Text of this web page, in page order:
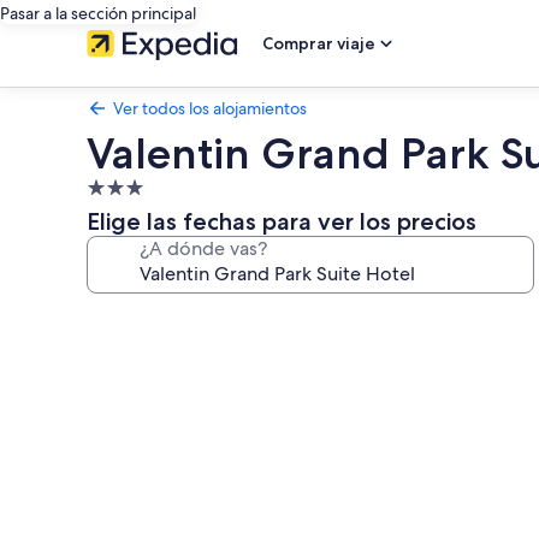
Pasar a la sección principal
Comprar viaje
Ver todos los alojamientos
Valentin Grand Park
Alojamiento
de
3.0 estrellas
Elige las fechas para ver los precios
¿A dónde vas?